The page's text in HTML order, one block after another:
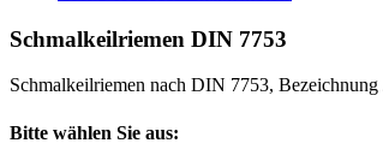
Schmalkeilriemen DIN 7753
Schmalkeilriemen nach DIN 7753,
Bitte wählen Sie aus: